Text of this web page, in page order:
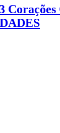
Corações